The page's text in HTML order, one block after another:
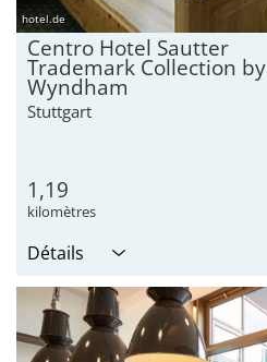
hotel.de
Centro Hotel Sautter
Trademark Collection by
Wyndham
Stuttgart
1,19
kilomètres
Détails